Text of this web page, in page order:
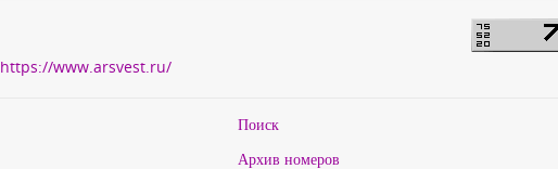
https://www.arsvest.ru/
Поиск
Архив номеров